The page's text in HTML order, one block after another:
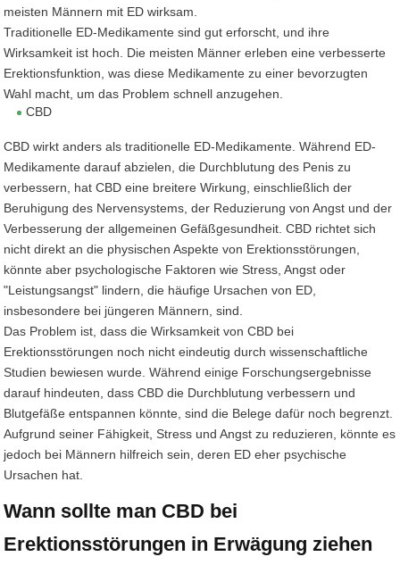
meisten Männern mit ED wirksam.
Traditionelle ED-Medikamente sind gut erforscht, und ihre
Wirksamkeit ist hoch. Die meisten Männer erleben eine verbesserte
Erektionsfunktion, was diese Medikamente zu einer bevorzugten
Wahl macht, um das Problem schnell anzugehen.
CBD
CBD wirkt anders als traditionelle ED-Medikamente. Während ED-
Medikamente darauf abzielen, die Durchblutung des Penis zu
verbessern, hat CBD eine breitere Wirkung, einschließlich der
Beruhigung des Nervensystems, der Reduzierung von Angst und der
Verbesserung der allgemeinen Gefäßgesundheit. CBD richtet sich
nicht direkt an die physischen Aspekte von Erektionsstörungen,
könnte aber psychologische Faktoren wie Stress, Angst oder
"Leistungsangst" lindern, die häufige Ursachen von ED,
insbesondere bei jüngeren Männern, sind.
Das Problem ist, dass die Wirksamkeit von CBD bei
Erektionsstörungen noch nicht eindeutig durch wissenschaftliche
Studien bewiesen wurde. Während einige Forschungsergebnisse
darauf hindeuten, dass CBD die Durchblutung verbessern und
Blutgefäße entspannen könnte, sind die Belege dafür noch begrenzt.
Aufgrund seiner Fähigkeit, Stress und Angst zu reduzieren, könnte es
jedoch bei Männern hilfreich sein, deren ED eher psychische
Ursachen hat.
Wann sollte man CBD bei
Erektionsstörungen in Erwägung ziehen